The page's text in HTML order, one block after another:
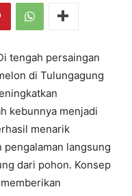
tengah persaingan
di Tulungagung
kebunnya menjadi
menarik
langsung
dari pohon. Konsep